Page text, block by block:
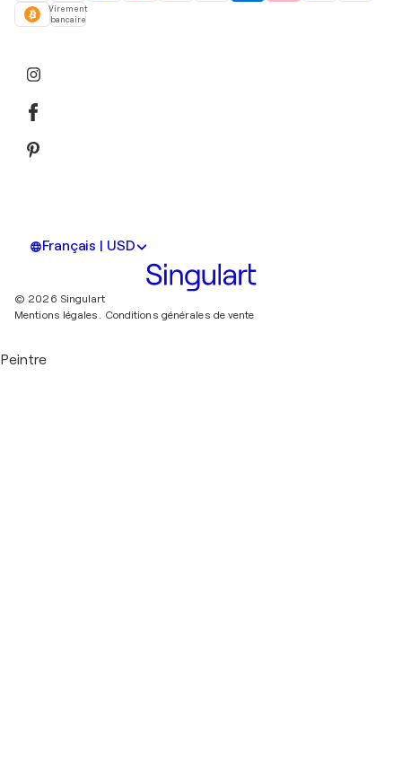
Virement
bancaire
Français | USD
© 2026 Singulart
Mentions légales. Conditions générales de vente
Peintre